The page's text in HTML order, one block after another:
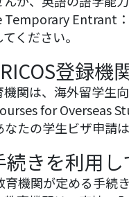
Temporary Entrant
ください。
登録機
関は、海外留学生
for Overseas
たの学生ビザ申請は
きを利用し
機関が定める手続